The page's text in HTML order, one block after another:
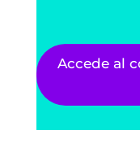
Accede al